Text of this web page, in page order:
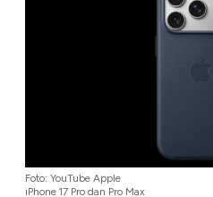
Foto: YouTube Apple
iPhone 17 Pro dan Pro Max